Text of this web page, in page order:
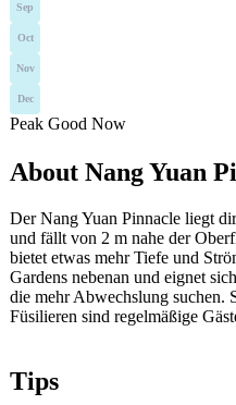
Sep
Oct
Nov
Dec
Peak Good Now
About Nang Yuan
Der Nang Yuan Pinnacle liegt
und fällt von 2 m nahe der
bietet etwas mehr Tiefe und
Gardens nebenan und eignet
die mehr Abwechslung suchen.
Füsilieren sind regelmäßige
Tips